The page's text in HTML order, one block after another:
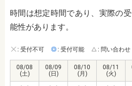
時間は想定時間であり、実際の
能性があります。
: 受付不可 : 受付可能 : 問い合わせ
08/08
(土)
08/09
(日)
08/10
(月)
08/11
(火)